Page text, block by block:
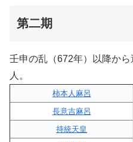
第二期
壬申の乱（672年）以降か
人。
柿本人麻呂
長意吉麻呂
持統天皇